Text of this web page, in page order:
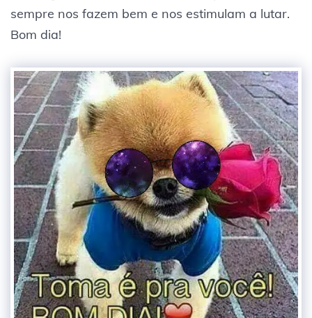
sempre nos fazem bem e nos estimulam a lutar.
Bom dia!